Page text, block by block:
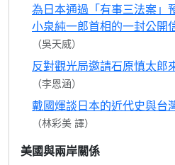
為日本通過「有事三法案」
小泉純一郎首相的一封公開
（吳天威）
反對觀光局邀請石原慎太郎
（李恩涵）
戴國煇談日本的近代史與台
（林彩美 譯）
美國與兩岸關係